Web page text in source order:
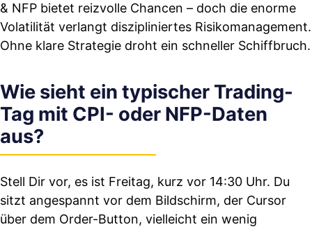
& NFP bietet reizvolle Chancen – doch die enorme
Volatilität verlangt diszipliniertes Risikomanagement.
Ohne klare Strategie droht ein schneller Schiffbruch.
Wie sieht ein typischer Trading-
Tag mit CPI- oder NFP-Daten
aus?
Stell Dir vor, es ist Freitag, kurz vor 14:30 Uhr. Du
sitzt angespannt vor dem Bildschirm, der Cursor
über dem Order-Button, vielleicht ein wenig